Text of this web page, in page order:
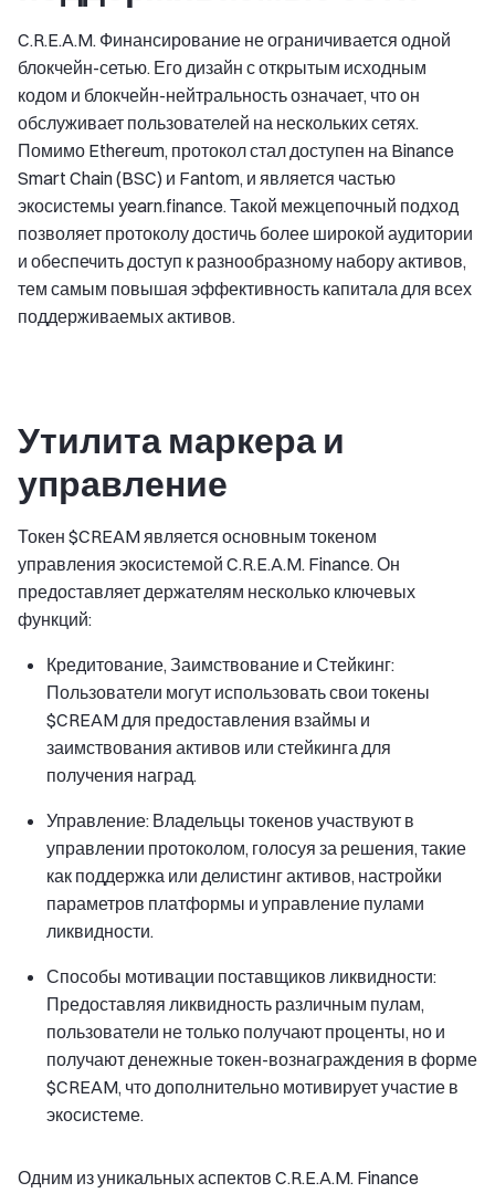
C.R.E.A.M. Финансирование не ограничивается одной
блокчейн-сетью. Его дизайн с открытым исходным
кодом и блокчейн-нейтральность означает, что он
обслуживает пользователей на нескольких сетях.
Помимо Ethereum, протокол стал доступен на Binance
Smart Chain (BSC) и Fantom, и является частью
экосистемы yearn.finance. Такой межцепочный подход
позволяет протоколу достичь более широкой аудитории
и обеспечить доступ к разнообразному набору активов,
тем самым повышая эффективность капитала для всех
поддерживаемых активов.
Утилита маркера и
управление
Токен $CREAM является основным токеном
управления экосистемой C.R.E.A.M. Finance. Он
предоставляет держателям несколько ключевых
функций:
Кредитование, Заимствование и Стейкинг:
Пользователи могут использовать свои токены
$CREAM для предоставления взаймы и
заимствования активов или стейкинга для
получения наград.
Управление: Владельцы токенов участвуют в
управлении протоколом, голосуя за решения, такие
как поддержка или делистинг активов, настройки
параметров платформы и управление пулами
ликвидности.
Способы мотивации поставщиков ликвидности:
Предоставляя ликвидность различным пулам,
пользователи не только получают проценты, но и
получают денежные токен-вознаграждения в форме
$CREAM, что дополнительно мотивирует участие в
экосистеме.
Одним из уникальных аспектов C.R.E.A.M. Finance